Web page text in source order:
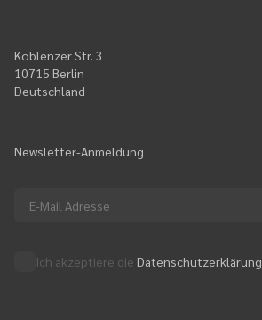
Koblenzer Str. 3
10715 Berlin
Deutschland
Newsletter-Anmeldung
Ich akzeptiere die Datenschutzerklärung